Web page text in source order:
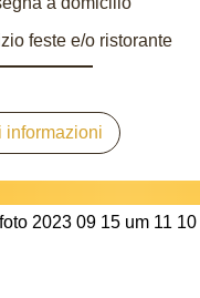
feste e/o ristorante
informazioni